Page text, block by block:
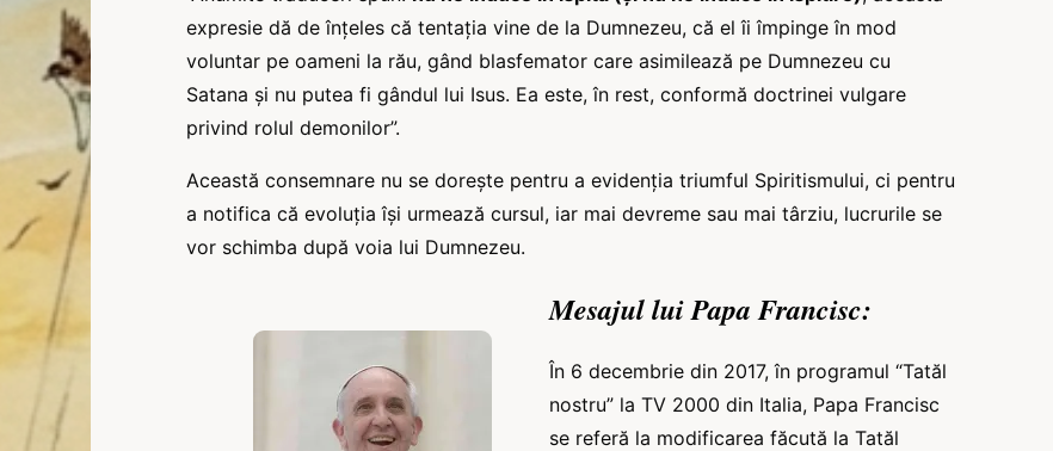
expresie dă de înțeles că tentația vine de la Dumnezeu, că el îi împinge în mod
voluntar pe oameni la rău, gând blasfemator care asimilează pe Dumnezeu cu
Satana și nu putea fi gândul lui Isus. Ea este, în rest, conformă doctrinei vulgare
privind rolul demonilor”.
Această consemnare nu se dorește pentru a evidenția triumful Spiritismului, ci pentru
a notifica că evoluția își urmează cursul, iar mai devreme sau mai târziu, lucrurile se
vor schimba după voia lui Dumnezeu.
Mesajul lui Papa Francisc:
În 6 decembrie din 2017, în programul “Tatăl
nostru” la TV 2000 din Italia, Papa Francisc
se referă la modificarea făcută la Tatăl